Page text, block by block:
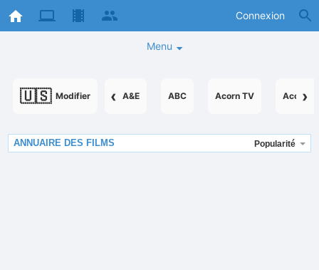
Connexion
Menu
🇺🇸 Modifier ‹ ›
A&E ABC Acorn TV
ANNUAIRE DES FILMS Popularité